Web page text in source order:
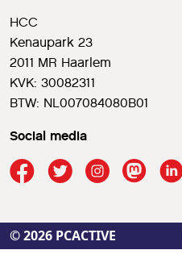
HCC
Kenaupark 23
2011 MR Haarlem
KVK: 30082311
BTW: NL007084080B01
Social media
© 2026 PCACTIVE